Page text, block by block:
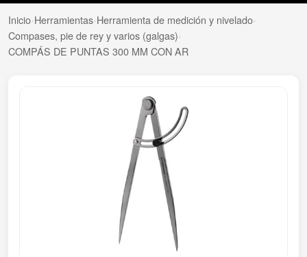
Inicio›Herramientas›Herramienta de medición y nivelado›
Compases, pie de rey y varios (galgas)›
COMPÁS DE PUNTAS 300 MM CON AR